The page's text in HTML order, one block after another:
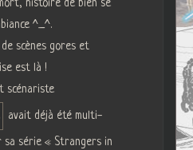
histoire de bien se
^_^.
scènes gores et
est là !
scénariste
avait déjà été multi-
sa série « Strangers in